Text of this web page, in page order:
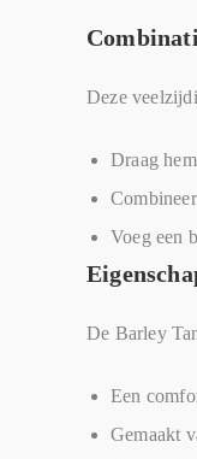
Deze
Draag
Voeg een
De Barley
Een
Gemaakt